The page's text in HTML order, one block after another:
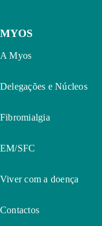
MYOS
A Myos
Delegações e Núcleos
Fibromialgia
EM/SFC
Viver com a doença
Contactos